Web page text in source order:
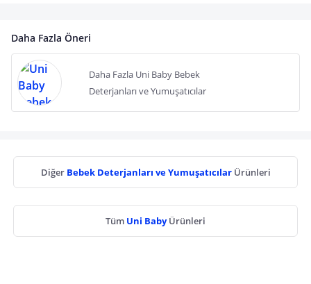
Daha Fazla Öneri
Daha Fazla Uni Baby Bebek
Deterjanları ve Yumuşatıcılar
Diğer Bebek Deterjanları ve Yumuşatıcılar Ürünleri
Tüm Uni BabyÜrünleri